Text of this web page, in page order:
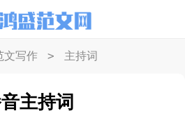
文写作 > 主持词
主持词